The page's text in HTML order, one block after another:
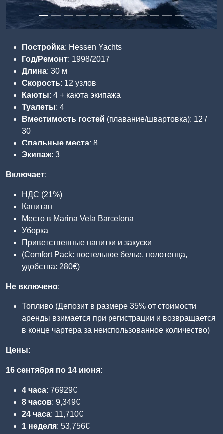
Постройка: Hessen Yachts
Год/Ремонт: 1998/2017
Длина: 30 м
Скорость: 12 узлов
Каюты: 4 + каюта экипажа
Туалеты: 4
Вместимость гостей (плавание/швартовка): 12 /
30
Спальные места: 8
Экипаж: 3
Включает:
НДС (21%)
Капитан
Место в Marina Vela Barcelona
Уборка
Приветственные напитки и закуски
(Comfort Pack: постельное белье, полотенца,
удобства: 280€)
Не включено:
Топливо (Депозит в размере 35% от стоимости
аренды взимается при регистрации и возвращается
в конце чартера за неиспользованное количество)
Цены:
16 сентября по 14 июня:
4 часа: 76929€
8 часов: 9,349€
24 часа: 11,710€
1 неделя: 53,756€